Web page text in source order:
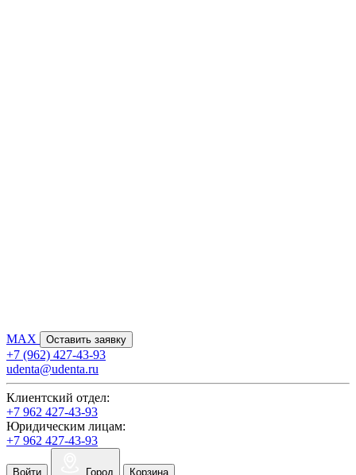
MAX Оставить заявку
+7 (962) 427-43-93
udenta@udenta.ru
Клиентский отдел:
+7 962 427-43-93
Юридическим лицам:
+7 962 427-43-93
Войти Город Корзина